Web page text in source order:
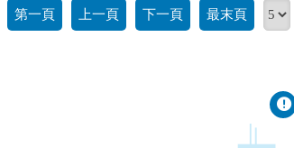
第一頁 上一頁 下一頁 最末頁